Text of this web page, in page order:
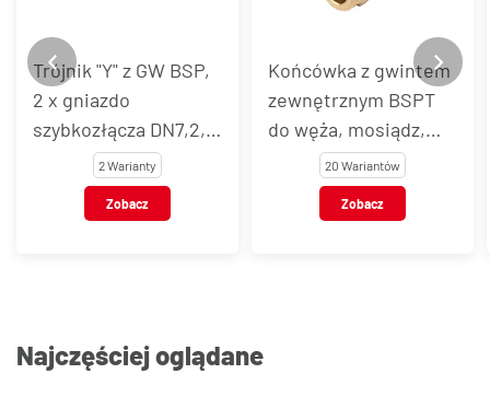
Trójnik "Y" z GW BSP,
2 x gniazdo
szybkozłącza DN7,2,
mosiądz, typ MU
2 Warianty
Zobacz
Końcówka z gwintem
zewnętrznym BSPT
do węża, mosiądz,
NiTO typ B20 Wariantów
Zobacz
Najczęściej oglądane